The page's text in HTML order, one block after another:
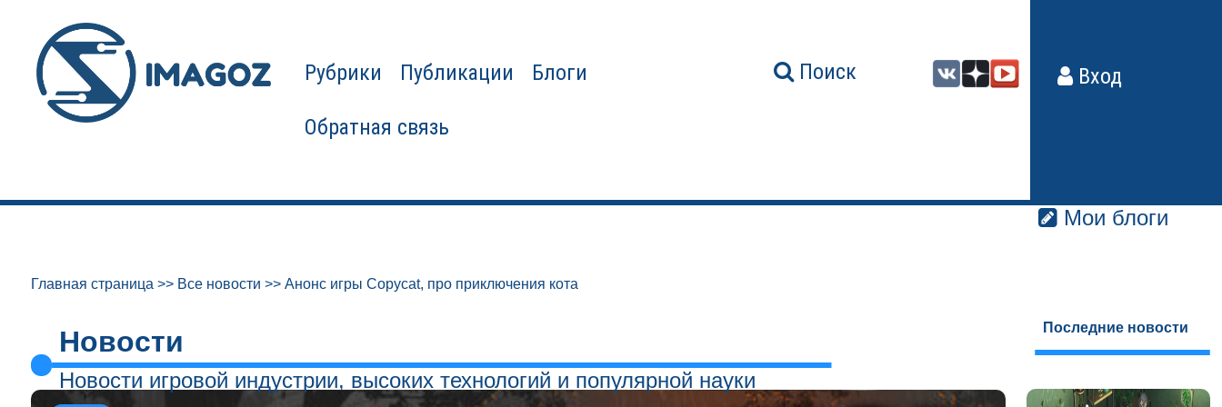
Рубрики Публикации Блоги
Обратная связь
Поиск Вход
Мои блоги
Главная страница >> Все новости >> Анонс игры Copycat, про приключения кота
Новости
Новости игровой индустрии, высоких технологий и популярной науки
Последние новости